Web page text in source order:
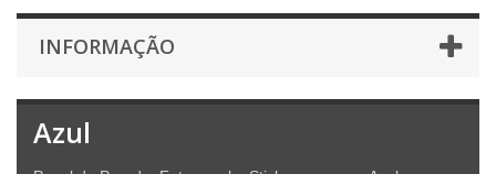
INFORMAÇÃO
Azul